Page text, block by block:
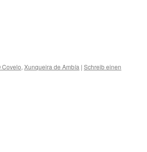
Covelo, Xunqueira de Ambía | Schreib einen